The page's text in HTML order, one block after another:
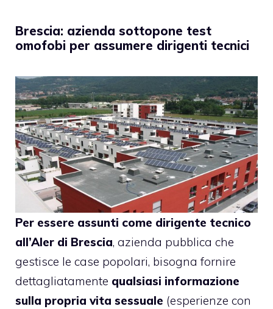
Brescia: azienda sottopone test
omofobi per assumere dirigenti tecnici
Per essere assunti come dirigente tecnico
all’Aler di Brescia, azienda pubblica che
gestisce le case popolari, bisogna fornire
dettagliatamente qualsiasi informazione
sulla propria vita sessuale (esperienze con